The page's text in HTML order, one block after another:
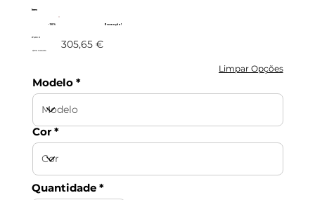
Imex
Promoção!
- 10%
275,09 € 305,65 €
c/IVA incluído
Limpar Opções
Modelo
Cor
Quantidade